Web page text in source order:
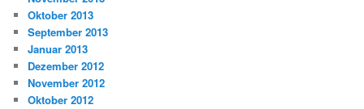
Oktober 2013
September 2013
Januar 2013
Dezember 2012
November 2012
Oktober 2012